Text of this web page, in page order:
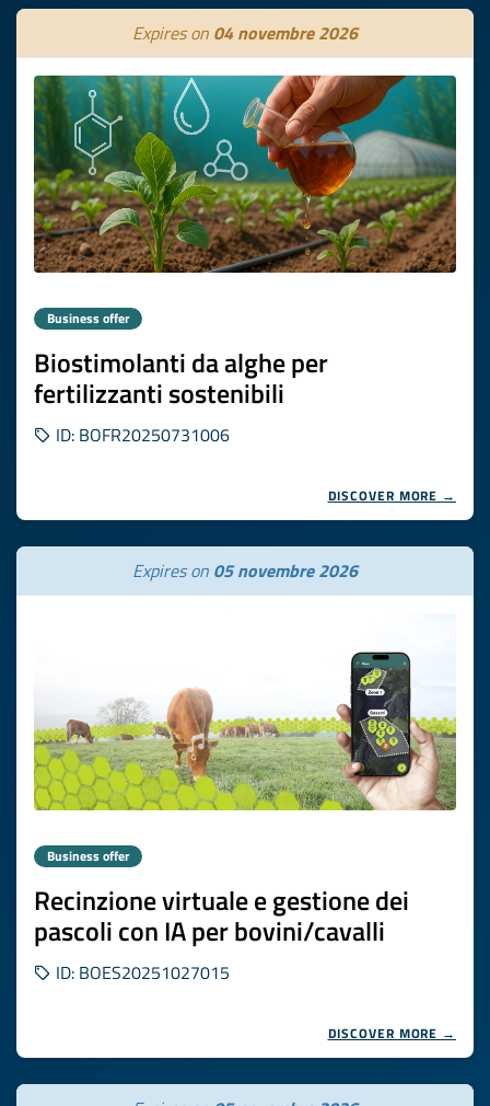
Expires on 04 novembre 2026
Business offer
Biostimolanti da alghe per
fertilizzanti sostenibili
ID: BOFR20250731006
DISCOVER MORE →
Expires on 05 novembre 2026
Business offer
Recinzione virtuale e gestione dei
pascoli con IA per bovini/cavalli
ID: BOES20251027015
DISCOVER MORE →